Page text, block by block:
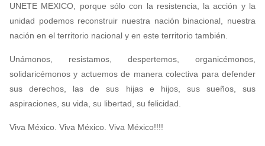
UNETE MEXICO, porque sólo con la resistencia, la acción y la
unidad podemos reconstruir nuestra nación binacional, nuestra
nación en el territorio nacional y en este territorio también.
Unámonos, resistamos, despertemos, organicémonos,
solidaricémonos y actuemos de manera colectiva para defender
sus derechos, las de sus hijas e hijos, sus sueños, sus
aspiraciones, su vida, su libertad, su felicidad.
Viva México. Viva México. Viva México!!!!